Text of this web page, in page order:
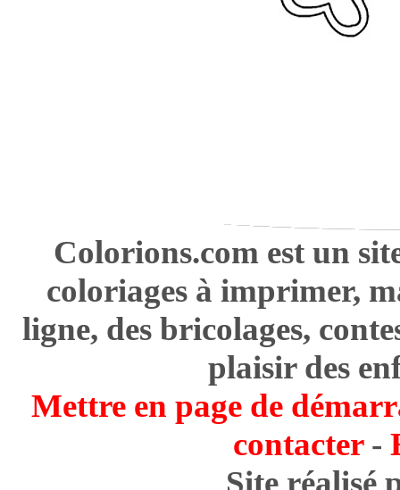
Colorions.com est un
coloriages à imprimer,
ligne, des bricolages,
plaisir des
Mettre en page de
contacter-
Site réalisé